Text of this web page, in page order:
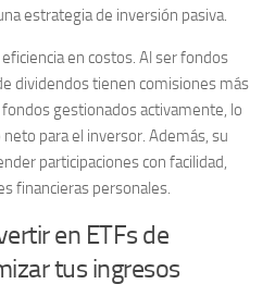
estrategia de inversión pasiva.
en costos. Al ser fondos
dividendos tienen comisiones más
gestionados activamente, lo
para el inversor. Además, su
participaciones con facilidad,
financieras personales.
en ETFs de
tus ingresos